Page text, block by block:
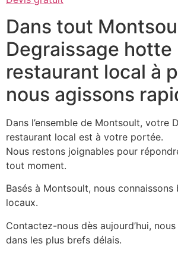
Dans tout
Degraissage hotte
restaurant local à
nous agissons
Dans l’ensemble de Montsoult, votre
restaurant local est à votre portée.
Nous restons joignables pour
tout moment.
Basés à Montsoult, nous connaissons
locaux.
Contactez-nous dès aujourd’hui,
dans les plus brefs délais.